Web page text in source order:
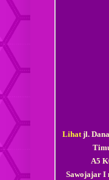
Lihatjl.
A5
Sawojajar I